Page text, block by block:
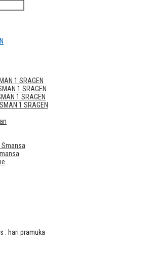
1 SRAGEN
1 SRAGEN
1 SRAGEN
1 SRAGEN
Smansa
: hari pramuka